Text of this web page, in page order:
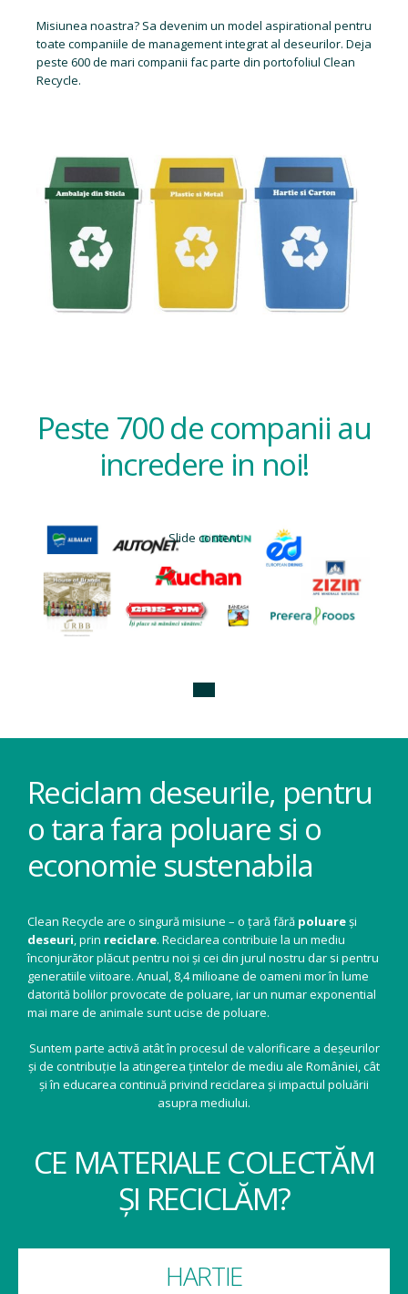
Misiunea noastra? Sa devenim un model aspirational pentru
toate companiile de management integrat al deseurilor. Deja
peste 600 de mari companii fac parte din portofoliul Clean
Recycle.
Peste 700 de companii au
incredere in noi!
Slide content
Reciclam deseurile, pentru
o tara fara poluare si o
economie sustenabila
Clean Recycle are o singură misiune – o țară fără poluareși
deseuri, prin reciclare. Reciclarea contribuie la un mediu
înconjurător plăcut pentru noi și cei din jurul nostru dar si pentru
generatiile viitoare. Anual, 8,4 milioane de oameni mor în lume
datorită bolilor provocate de poluare, iar un numar exponential
mai mare de animale sunt ucise de poluare.
Suntem parte activă atât în procesul de valorificare a deșeurilor
și de contribuție la atingerea țintelor de mediu ale României, cât
și în educarea continuă privind reciclarea și impactul poluării
asupra mediului.
CE MATERIALE COLECTĂM
ȘI RECICLĂM?
HARTIE